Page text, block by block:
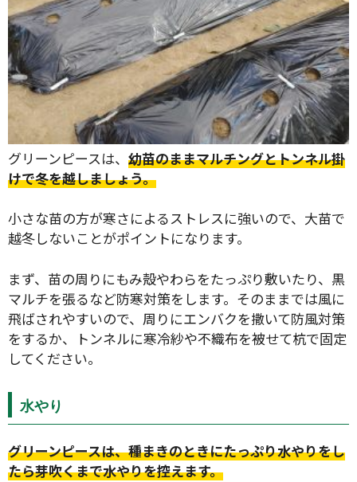
グリーンピースは、 幼苗のままマルチングとトンネル掛
けで冬を越しましょう。
小さな苗の方が寒さによるストレスに強いので、大苗で
越冬しないことがポイントになります。
まず、苗の周りにもみ殻やわらをたっぷり敷いたり、黒
マルチを張るなど防寒対策をします。そのままでは風に
飛ばされやすいので、周りにエンバクを撒いて防風対策
をするか、トンネルに寒冷紗や不織布を被せて杭で固定
してください。
水やり
グリーンピースは、種まきのときにたっぷり水やりをし
たら芽吹くまで水やりを控えます。